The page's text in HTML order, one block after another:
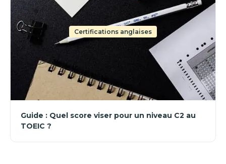
Certifications anglaises
Guide : Quel score viser pour un niveau C2 au
TOEIC ?